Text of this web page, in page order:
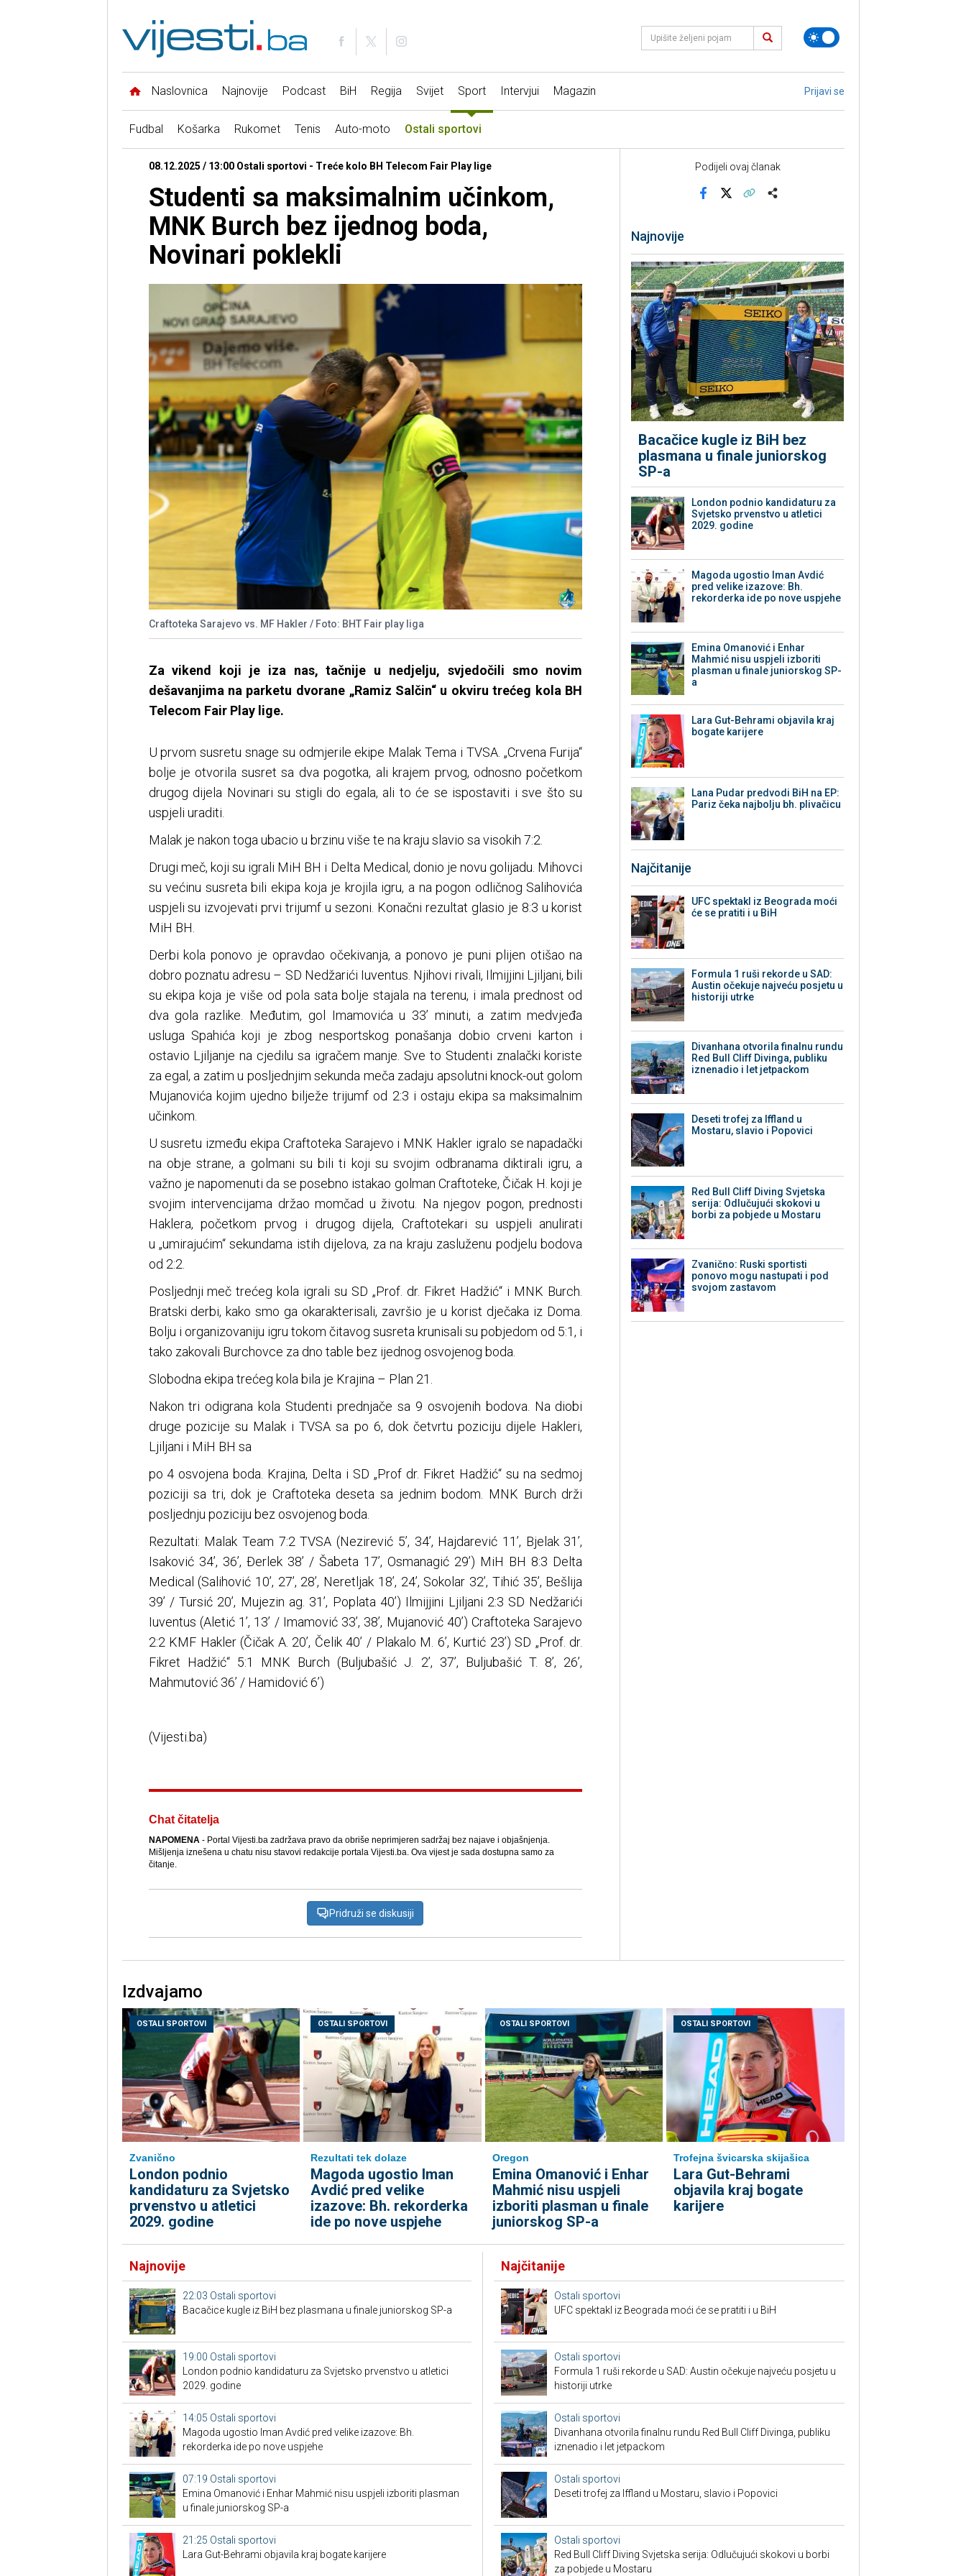
Naslovnica Najnovije Podcast BiH Regija Svijet Sport Intervjui Magazin Prijavi se
Fudbal Košarka Rukomet Tenis Auto-moto Ostali sportovi
08.12.2025 / 13:00 Ostali sportovi - Treće kolo BH Telecom Fair Play lige
Studenti sa maksimalnim učinkom,
MNK Burch bez ijednog boda,
Novinari poklekli
Craftoteka Sarajevo vs. MF Hakler / Foto: BHT Fair play liga
Za vikend koji je iza nas, tačnije u nedjelju, svjedočili smo novim
dešavanjima na parketu dvorane „Ramiz Sal čin“ u okviru trećeg kola BH
Telecom Fair Play lige.
U prvom susretu snage su odmjerile ekipe Malak Tema i TVSA. „Crvena Furija“
bolje je otvorila susret sa dva pogotka, ali krajem prvog, odnosno početkom
drugog dijela Novinari su stigli do egala, ali to će se ispostaviti i sve što su
uspjeli uraditi.
Malak je nakon toga ubacio u brzinu više te na kraju slavio sa visokih 7:2.
Drugi meč, koji su igrali MiH BH i Delta Medical, donio je novu golijadu. Mihovci
su većinu susreta bili ekipa koja je krojila igru, a na pogon odličnog Salihovića
uspjeli su izvojevati prvi trijumf u sezoni. Konačni rezultat glasio je 8:3 u korist
MiH BH.
Derbi kola ponovo je opravdao očekivanja, a ponovo je puni plijen otišao na
dobro poznatu adresu – SD Nedžarići Iuventus. Njihovi rivali, Ilmijjini Ljiljani, bili
su ekipa koja je više od pola sata bolje stajala na terenu, i imala prednost od
dva gola razlike. Međutim, gol Imamovića u 33’ minuti, a zatim medvjeđa
usluga Spahića koji je zbog nesportskog ponašanja dobio crveni karton i
ostavio Ljiljanje na cjedilu sa igračem manje. Sve to Studenti znalački koriste
za egal, a zatim u posljednjim sekunda meča zadaju apsolutni knock-out golom
Mujanovića kojim ujedno bilježe trijumf od 2:3 i ostaju ekipa sa maksimalnim
učinkom.
U susretu između ekipa Craftoteka Sarajevo i MNK Hakler igralo se napadački
na obje strane, a golmani su bili ti koji su svojim odbranama diktirali igru, a
važno je napomenuti da se posebno istakao golman Craftoteke, Čičak H. koji je
svojim intervencijama držao momčad u životu. Na njegov pogon, prednosti
Haklera, početkom prvog i drugog dijela, Craftotekari su uspjeli anulirati
u „umirajućim“ sekundama istih dijelova, za na kraju zasluženu podjelu bodova
od 2:2.
Posljednji meč trećeg kola igrali su SD „Prof. dr. Fikret Hadžić“ i MNK Burch.
Bratski derbi, kako smo ga okarakterisali, završio je u korist dječaka iz Doma.
Bolju i organizovaniju igru tokom čitavog susreta krunisali su pobjedom od 5:1, i
tako zakovali Burchovce za dno table bez ijednog osvojenog boda.
Slobodna ekipa trećeg kola bila je Krajina – Plan 21.
Nakon tri odigrana kola Studenti prednjače sa 9 osvojenih bodova. Na diobi
druge pozicije su Malak i TVSA sa po 6, dok četvrtu poziciju dijele Hakleri,
Ljiljani i MiH BH sa
po 4 osvojena boda. Krajina, Delta i SD „Prof dr. Fikret Hadžić“ su na sedmoj
poziciji sa tri, dok je Craftoteka deseta sa jednim bodom. MNK Burch drži
posljednju poziciju bez osvojenog boda.
Rezultati: Malak Team 7:2 TVSA (Nezirević 5’, 34’, Hajdarević 11’, Bjelak 31’,
Isaković 34’, 36’, Đerlek 38’ / Šabeta 17’, Osmanagić 29’) MiH BH 8:3 Delta
Medical (Salihović 10’, 27’, 28’, Neretljak 18’, 24’, Sokolar 32’, Tihić 35’, Bešlija
39’ / Tursić 20’, Mujezin ag. 31’, Poplata 40’) Ilmijjini Ljiljani 2:3 SD Nedžarići
Iuventus (Aletić 1’, 13’ / Imamović 33’, 38’, Mujanović 40’) Craftoteka Sarajevo
2:2 KMF Hakler (Čičak A. 20’, Čelik 40’ / Plakalo M. 6’, Kurtić 23’) SD „Prof. dr.
Fikret Hadžić“ 5:1 MNK Burch (Buljubašić J. 2’, 37’, Buljubašić T. 8’, 26’,
Mahmutović 36’ / Hamidović 6’)
(Vijesti.ba)
Chat čitatelja
NAPOMENA- Portal Vijesti.ba zadržava pravo da obriše neprimjeren sadržaj bez najave i objašnjenja.
Mišljenja iznešena u chatu nisu stavovi redakcije portala Vijesti.ba. Ova vijest je sada dostupna samo za
čitanje.
Pridruži se diskusiji
Podijeli ovaj članak
Najnovije
Bacačice kugle iz BiH bez
plasmana u finale juniorskog
SP-a
London podnio kandidaturu za
Svjetsko prvenstvo u atletici
2029. godine
Magoda ugostio Iman Avdić
pred velike izazove: Bh.
rekorderka ide po nove uspjehe
Emina Omanović i Enhar
Mahmić nisu uspjeli izboriti
plasman u finale juniorskog SP-
a
Lara Gut-Behrami objavila kraj
bogate karijere
Lana Pudar predvodi BiH na EP:
Pariz čeka najbolju bh. plivačicu
Najčitanije
UFC spektakl iz Beograda moći
će se pratiti i u BiH
Formula 1 ruši rekorde u SAD:
Austin očekuje najveću posjetu u
historiji utrke
Divanhana otvorila finalnu rundu
Red Bull Cliff Divinga, publiku
iznenadio i let jetpackom
Deseti trofej za Iffland u
Mostaru, slavio i Popovici
Red Bull Cliff Diving Svjetska
serija: Odlučujući skokovi u
borbi za pobjede u Mostaru
Zvanično: Ruski sportisti
ponovo mogu nastupati i pod
svojom zastavom
Izdvajamo
OSTALI SPORTOVI
Zvanično
London podnio
kandidaturu za Svjetsko
prvenstvo u atletici
2029. godine
OSTALI SPORTOVI
Rezultati tek dolaze
Magoda ugostio Iman
Avdić pred velike
izazove: Bh. rekorderka
ide po nove uspjehe
OSTALI SPORTOVI
Oregon
Emina Omanović i Enhar
Mahmić nisu uspjeli
izboriti plasman u finale
juniorskog SP-a
OSTALI SPORTOVI
Trofejna švicarska skijašica
Lara Gut-Behrami
objavila kraj bogate
karijere
Najnovije
22:03 Ostali sportovi
Bacačice kugle iz BiH bez plasmana u finale juniorskog SP-a
19:00 Ostali sportovi
London podnio kandidaturu za Svjetsko prvenstvo u atletici
2029. godine
14:05 Ostali sportovi
Magoda ugostio Iman Avdić pred velike izazove: Bh.
rekorderka ide po nove uspjehe
07:19 Ostali sportovi
Emina Omanović i Enhar Mahmić nisu uspjeli izboriti plasman
u finale juniorskog SP-a
21:25 Ostali sportovi
Lara Gut-Behrami objavila kraj bogate karijere
Najčitanije
Ostali sportovi
UFC spektakl iz Beograda moći će se pratiti i u BiH
Ostali sportovi
Formula 1 ruši rekorde u SAD: Austin očekuje najveću posjetu u
historiji utrke
Ostali sportovi
Divanhana otvorila finalnu rundu Red Bull Cliff Divinga, publiku
iznenadio i let jetpackom
Ostali sportovi
Deseti trofej za Iffland u Mostaru, slavio i Popovici
Ostali sportovi
Red Bull Cliff Diving Svjetska serija: Odlučujući skokovi u borbi
za pobjede u Mostaru